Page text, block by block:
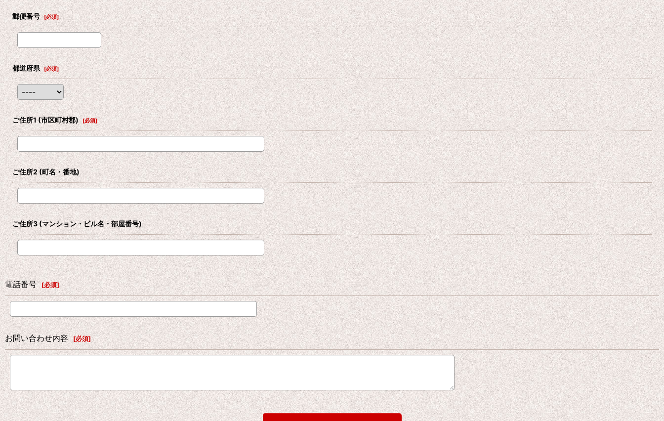
郵便番号 [必須]
都道府県 [必須]
ご住所1(市区町村郡) [必須]
ご住所2(町名・番地)
ご住所3(マンション・ビル名・部屋番号)
電話番号 [必須]
お問い合わせ内容 [必須]